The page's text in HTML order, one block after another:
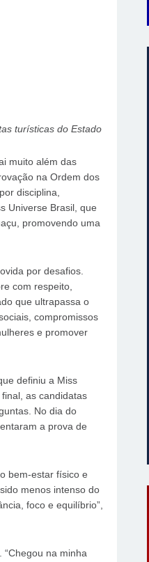
turísticas do Estado
muito além das
na Ordem dos
disciplina,
Universe Brasil, que
promovendo uma
por desafios.
com respeito,
que ultrapassa o
compromissos
e promover
definiu a Miss
as candidatas
No dia do
a prova de
bem-estar físico e
menos intenso do
foco e equilíbrio”,
na minha